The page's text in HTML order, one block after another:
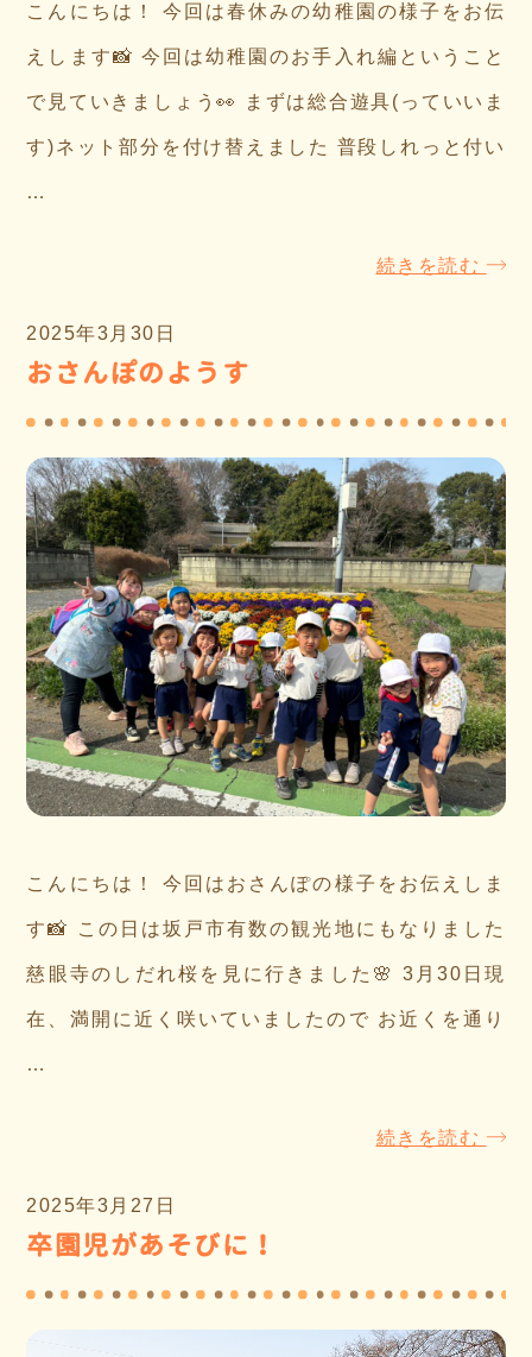
こんにちは！ 今回は春休みの幼稚園の様子をお伝
えします📸 今回は幼稚園のお手入れ編ということ
で見ていきましょう👀 まずは総合遊具(っていいま
す)ネット部分を付け替えました 普段しれっと付い
…
続きを読む
2025年3月30日
おさんぽのようす
こんにちは！ 今回はおさんぽの様子をお伝えしま
す📸 この日は坂戸市有数の観光地にもなりました
慈眼寺のしだれ桜を見に行きました🌸 3月30日現
在、満開に近く咲いていましたので お近くを通り
…
続きを読む
2025年3月27日
卒園児があそびに！